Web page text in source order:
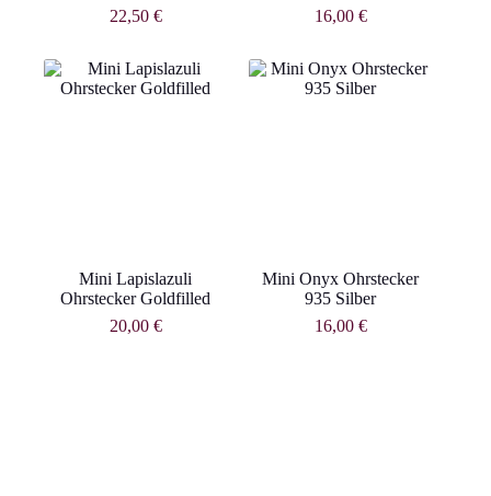
22,50 €
16,00 €
Mini Lapislazuli
Ohrstecker Goldfilled
20,00 €
Mini Onyx Ohrstecker
935 Silber
16,00 €